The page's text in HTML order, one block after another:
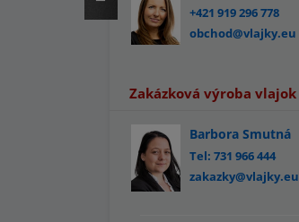
+421 919 296 778
obchod@vlajky.eu
Zakázková výroba vlajok
Barbora Smutná
Tel: 731 966 444
zakazky@vlajky.eu